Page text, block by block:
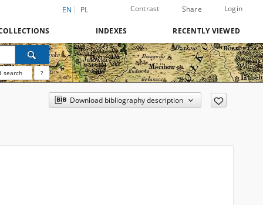
EN PL Contrast Share Login
INDEXES RECENTLY VIEWED
search ?
Download bibliography description